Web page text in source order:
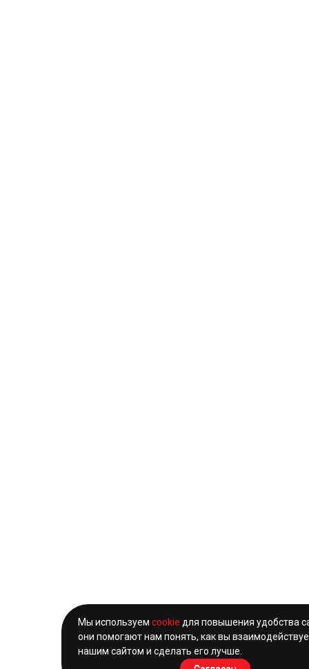
Мы используемcookie для повышения удобства
они помогают нам понять, как вы
нашим сайтом и сделать его лучше.